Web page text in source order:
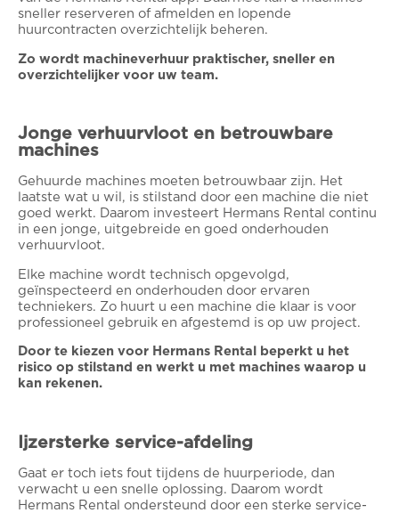
sneller reserveren of afmelden en lopende
huurcontracten overzichtelijk beheren.
Zo wordt machineverhuur praktischer, sneller en
overzichtelijker voor uw team.
Jonge verhuurvloot en betrouwbare
machines
Gehuurde machines moeten betrouwbaar zijn. Het
laatste wat u wil, is stilstand door een machine die niet
goed werkt. Daarom investeert Hermans Rental continu
in een jonge, uitgebreide en goed onderhouden
verhuurvloot.
Elke machine wordt technisch opgevolgd,
geïnspecteerd en onderhouden door ervaren
techniekers. Zo huurt u een machine die klaar is voor
professioneel gebruik en afgestemd is op uw project.
Door te kiezen voor Hermans Rental beperkt u het
risico op stilstand en werkt u met machines waarop u
kan rekenen.
Ijzersterke service-afdeling
Gaat er toch iets fout tijdens de huurperiode, dan
verwacht u een snelle oplossing. Daarom wordt
Hermans Rental ondersteund door een sterke service-